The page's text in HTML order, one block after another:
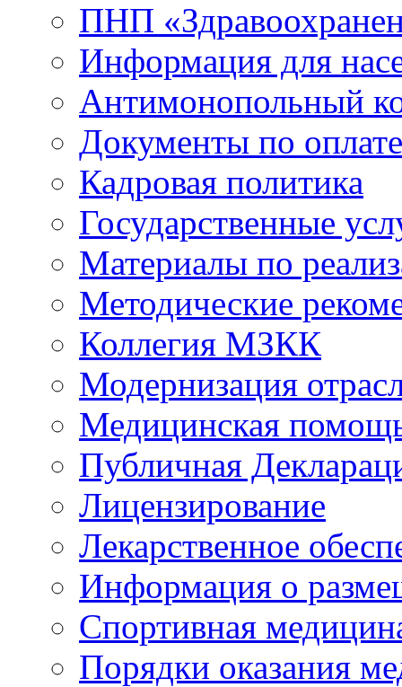
ПНП
Информация для
Антимонопольный
Документы по
Кадровая политика
Государственные
Материалы по
Методические
Коллегия МЗКК
Модернизация
Медицинская
Публичная
Лицензирование
Лекарственное
Информация о
Спортивная
Порядки оказания